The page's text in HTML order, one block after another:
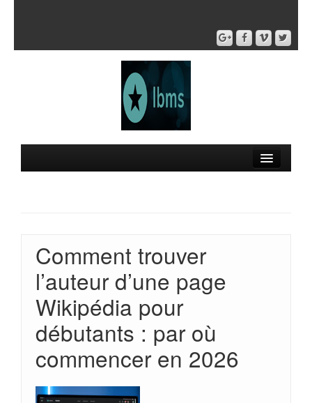
Comment trouver
l’auteur d’une page
Wikipédia pour
débutants : par où
commencer en 2026